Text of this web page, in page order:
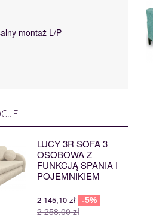
montaż L/P
LUCY 3R SOFA 3
OSOBOWA Z
FUNKCJĄ SPANIA I
POJEMNIKIEM
2 145,10 zł -5%
2 258,00 zł